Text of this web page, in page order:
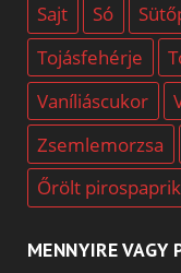
Sajt
Só
Tojásfehérje
Vaníliáscukor
Zsemlemorzsa
Őrölt
MENNYIRE VAGY